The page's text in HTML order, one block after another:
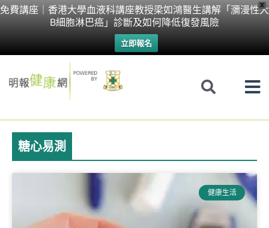
X
免費講座｜香港大學血液科講座教授梁如鴻醫生講解「瀰漫性大
B細胞淋巴癌」診斷及如何降低復發風險
立即報名
Skip
糖心易測
健康生活